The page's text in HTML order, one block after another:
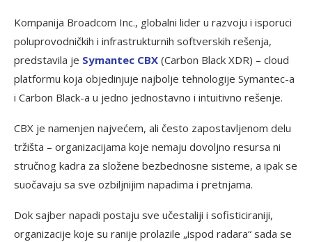
Kompanija Broadcom Inc., globalni lider u razvoju i isporuci
poluprovodničkih i infrastrukturnih softverskih rešenja,
predstavila je Symantec CBX (Carbon Black XDR) – cloud
platformu koja objedinjuje najbolje tehnologije Symantec-a
i Carbon Black-a u jedno jednostavno i intuitivno rešenje.
CBX je namenjen najvećem, ali često zapostavljenom delu
tržišta – organizacijama koje nemaju dovoljno resursa ni
stručnog kadra za složene bezbednosne sisteme, a ipak se
suočavaju sa sve ozbiljnijim napadima i pretnjama.
Dok sajber napadi postaju sve učestaliji i sofisticiraniji,
organizacije koje su ranije prolazile „ispod radara“ sada se